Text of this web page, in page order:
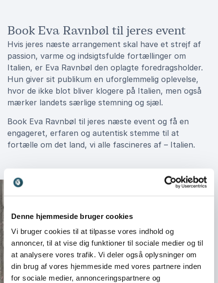
Denne hjemmeside bruger cookies
Vi bruger cookies til at tilpasse vores indhold og
annoncer, til at vise dig funktioner til sociale medier og til
at analysere vores trafik. Vi deler også oplysninger om
din brug af vores hjemmeside med vores partnere inden
for sociale medier, annonceringspartnere og
Book Eva Ravnbøl til jeres event
Hvis jeres næste arrangement skal have et strejf af
passion, varme og indsigtsfulde fortællinger om
Italien, er Eva Ravnbøl den oplagte foredragsholder.
Hun giver sit publikum en uforglemmelig oplevelse,
hvor de ikke blot bliver klogere på Italien, men også
mærker landets særlige stemning og sjæl.
Book Eva Ravnbøl til jeres næste event og få en
engageret, erfaren og autentisk stemme til at
fortælle om det land, vi alle fascineres af – Italien.